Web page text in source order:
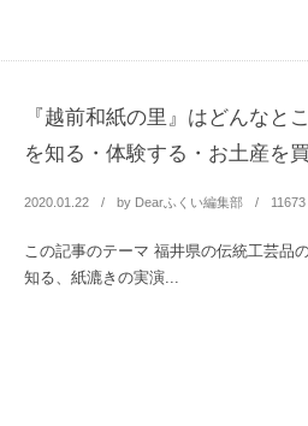
『越前和紙の里』はどんなと
を知る・体験する・お土産を
2020.01.22 by Dearふくい編集部
この記事のテーマ 福井県の伝統工芸品
知る、紙漉きの実演...